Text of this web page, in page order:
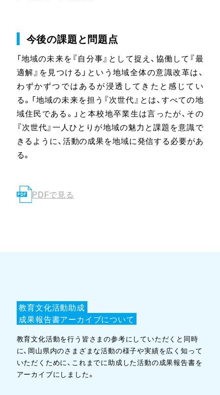
今後の課題と問題点
「地域の未来を『自分事』として捉え、協働して『最
適解』を見つける」という地域全体の意識改革は、
わずかずつではあるが浸透してきたと感じてい
る。「地域の未来を担う『次世代』とは、すべての地
域住民である。」と本校地卒業生は言ったが、その
『次世代』一人ひとりが地域の魅力と課題を意識で
きるように、活動の成果を地域に発信する必要があ
る。
PDFで見る
教育文化活動助成
成果報告書アーカイブについて
教育文化活動を行う皆さまの参考にしていただくと同時
に、岡山県内のさまざまな活動の様子や実績を広く知って
いただくために、これまでに助成した活動の成果報告書を
アーカイブにしました。